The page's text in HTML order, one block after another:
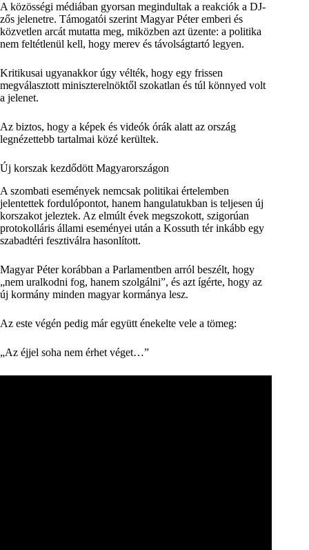
A közösségi médiában gyorsan megindultak a reakciók a DJ-
zős jelenetre. Támogatói szerint Magyar Péter emberi és
közvetlen arcát mutatta meg, miközben azt üzente: a politika
nem feltétlenül kell, hogy merev és távolságtartó legyen.
Kritikusai ugyanakkor úgy vélték, hogy egy frissen
megválasztott miniszterelnöktől szokatlan és túl könnyed volt
a jelenet.
Az biztos, hogy a képek és videók órák alatt az ország
legnézettebb tartalmai közé kerültek.
Új korszak kezdődött Magyarországon
A szombati események nemcsak politikai értelemben
jelentettek fordulópontot, hanem hangulatukban is teljesen új
korszakot jeleztek. Az elmúlt évek megszokott, szigorúan
protokolláris állami eseményei után a Kossuth tér inkább egy
szabadtéri fesztiválra hasonlított.
Magyar Péter korábban a Parlamentben arról beszélt, hogy
„nem uralkodni fog, hanem szolgálni”, és azt ígérte, hogy az
új kormány minden magyar kormánya lesz.
Az este végén pedig már együtt énekelte vele a tömeg:
„Az éjjel soha nem érhet véget…”